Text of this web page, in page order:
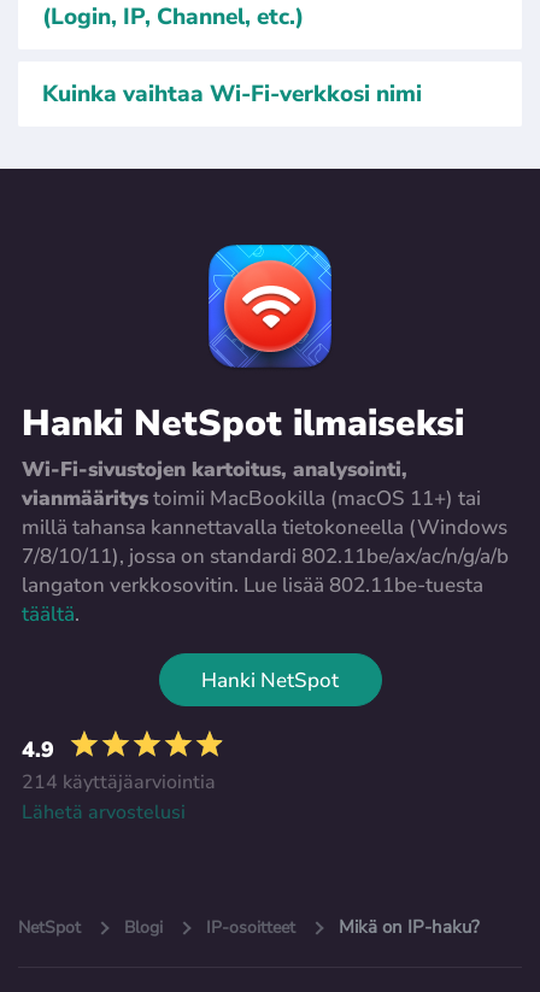
(Login, IP, Channel, etc.)
Kuinka vaihtaa Wi-Fi-verkkosi nimi
Hanki NetSpot ilmaiseksi
Wi-Fi-sivustojen kartoitus, analysointi,
vianmääritystoimii MacBookilla (macOS 11+) tai
millä tahansa kannettavalla tietokoneella (Windows
7/8/10/11), jossa on standardi 802.11be/ax/ac/n/g/a/b
langaton verkkosovitin. Lue lisää 802.11be-tuesta
täältä.
Hanki NetSpot
4.9
214 käyttäjäarviointia
Lähetä arvostelusi
NetSpot Blogi IP-osoitteet Mikä on IP-haku?